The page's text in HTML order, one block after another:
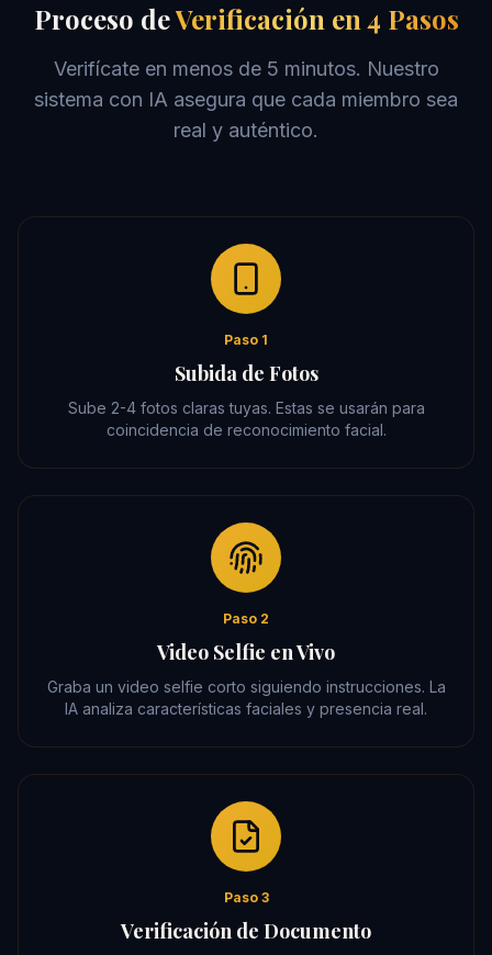
Proceso deVerificación en 4 Pasos
Verifícate en menos de 5 minutos. Nuestro
sistema con IA asegura que cada miembro sea
real y auténtico.
Paso 1
Subida de Fotos
Sube 2-4 fotos claras tuyas. Estas se usarán para
coincidencia de reconocimiento facial.
Paso 2
Video Selfie en Vivo
Graba un video selfie corto siguiendo instrucciones. La
IA analiza características faciales y presencia real.
Paso 3
Verificación de Documento